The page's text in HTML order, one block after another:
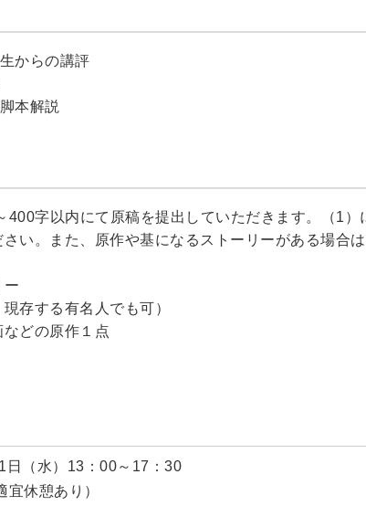
からの講評
脚本解説
字以内にて原稿を提出していただきます。（1
い。また、原作や基になるストーリーがある場合
ー
存する有名人でも可）
などの原作１点
日（水）13：00～17：30
宜休憩あり）